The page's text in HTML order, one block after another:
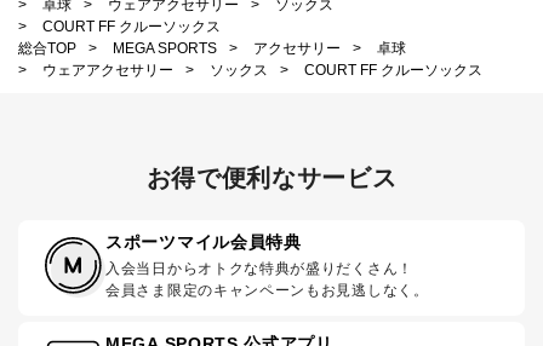
>
卓球 > ウェアアクセサリー >
ソックス
>
COURT FF クルーソックス
総合TOP
> MEGA SPORTS > アクセサリー >
卓球
>
ウェアアクセサリー > ソックス > COURT FF クルーソックス
お得で便利なサービス
スポーツマイル会員特典
入会当日からオトクな特典が盛りだくさん！
会員さま限定のキャンペーンもお見逃しなく。